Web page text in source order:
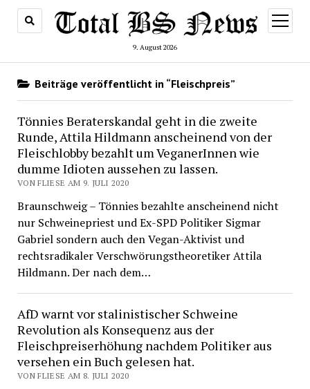
9. August 2026
Menü
öffnen
Beiträge veröffentlicht in “Fleischpreis”
Tönnies Beraterskandal geht in die zweite
Runde, Attila Hildmann anscheinend von der
Fleischlobby bezahlt um VeganerInnen wie
dumme Idioten aussehen zu lassen.
VON FLIESE AM 9. JULI 2020
Braunschweig – Tönnies bezahlte anscheinend nicht
nur Schweinepriest und Ex-SPD Politiker Sigmar
Gabriel sondern auch den Vegan-Aktivist und
rechtsradikaler Verschwörungstheoretiker Attila
Hildmann. Der nach dem…
AfD warnt vor stalinistischer Schweine
Revolution als Konsequenz aus der
Fleischpreiserhöhung nachdem Politiker aus
versehen ein Buch gelesen hat.
VON FLIESE AM 8. JULI 2020